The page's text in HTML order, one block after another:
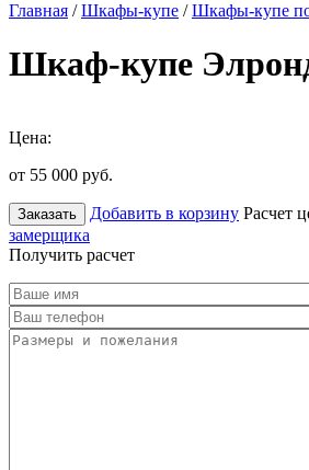
Главная /Шкафы-купе /Шкафы-купе
Шкаф-купе
Цена:
от 55 000 руб.
Заказать Добавить в корзину Расчет
замерщика
Получить расчет